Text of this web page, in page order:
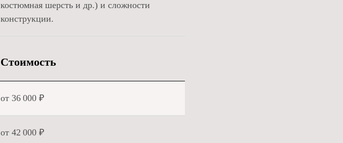
костюмная шерсть и др.) и сложности
конструкции.
Стоимость
от 36 000 ₽
от 42 000 ₽